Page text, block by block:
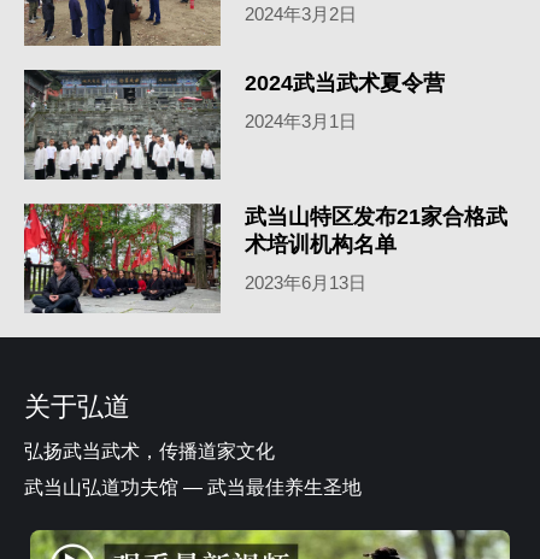
2024年3月2日
2024武当武术夏令营
2024年3月1日
武当山特区发布21家合格武
术培训机构名单
2023年6月13日
关于弘道
弘扬武当武术，传播道家文化
武当山弘道功夫馆 — 武当最佳养生圣地